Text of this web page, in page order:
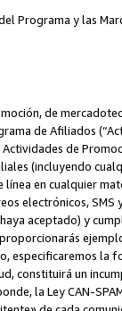
Programa y las
de
de Afiliados
de
(incluyendo
línea en cualquier
electrónicos,
aceptado) y
especificaremos
constituirá un
la Ley CAN-